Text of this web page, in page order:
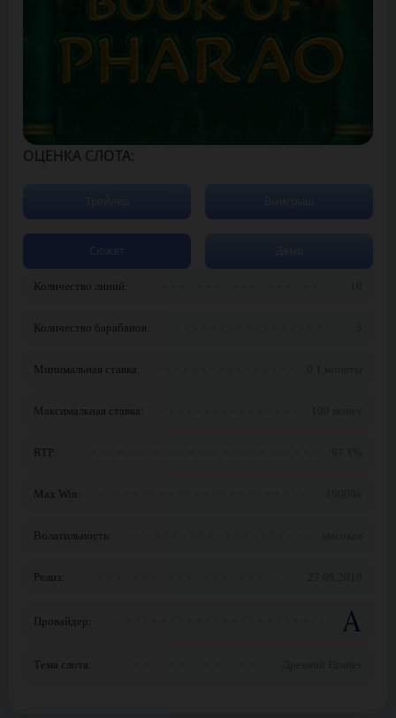
ОЦЕНКА СЛОТА:
Количество линий:
Количество барабанов:
Минимальная ставка:
Максимальная ставка:
RTP:
Max Win:
Волатильность:
Релиз:
Провайдер:
Тема слота:
Сюжет